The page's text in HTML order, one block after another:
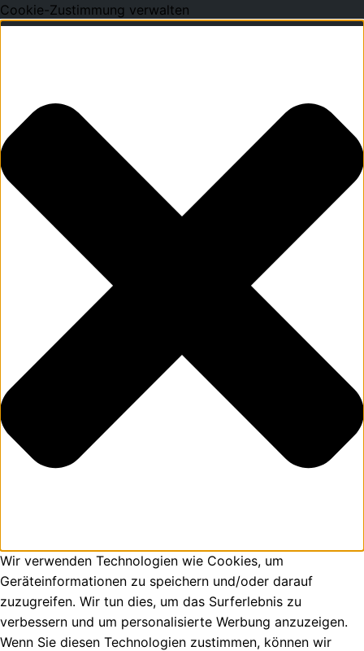
Cookie-Zustimmung verwalten
Wir verwenden Technologien wie Cookies, um
Geräteinformationen zu speichern und/oder darauf
zuzugreifen. Wir tun dies, um das Surferlebnis zu
verbessern und um personalisierte Werbung anzuzeigen.
Wenn Sie diesen Technologien zustimmen, können wir